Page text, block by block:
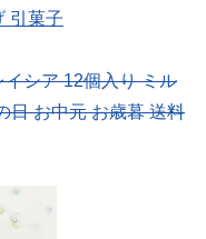
引菓子
シア 12個入り ミル
日 お中元 お歳暮 送料